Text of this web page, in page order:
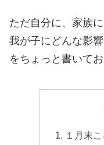
ただ自分に、家族
我が子にどんな影
をちょっと書いて
１月末